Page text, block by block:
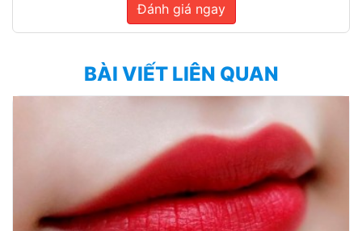
Đánh giá ngay
BÀI VIẾT LIÊN QUAN